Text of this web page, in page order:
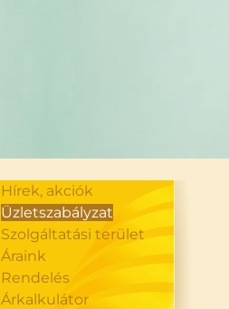
Hírek, akciók
Üzletszabályzat
Szolgáltatási terület
Áraink
Rendelés
Árkalkulátor